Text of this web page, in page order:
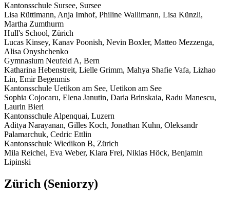
Kantonsschule Sursee, Sursee
Lisa Rüttimann, Anja Imhof, Philine Wallimann, Lisa Künzli,
Martha Zumthurm
Hull's School, Zürich
Lucas Kinsey, Kanav Poonish, Nevin Boxler, Matteo Mezzenga,
Alisa Onyshchenko
Gymnasium Neufeld A, Bern
Katharina Hebenstreit, Lielle Grimm, Mahya Shafie Vafa, Lizhao
Lin, Emir Begenmis
Kantonsschule Uetikon am See, Uetikon am See
Sophia Cojocaru, Elena Janutin, Daria Brinskaia, Radu Manescu,
Laurin Bieri
Kantonsschule Alpenquai, Luzern
Aditya Narayanan, Gilles Koch, Jonathan Kuhn, Oleksandr
Palamarchuk, Cedric Ettlin
Kantonsschule Wiedikon B, Zürich
Mila Reichel, Eva Weber, Klara Frei, Niklas Höck, Benjamin
Lipinski
Zürich (Seniorzy)